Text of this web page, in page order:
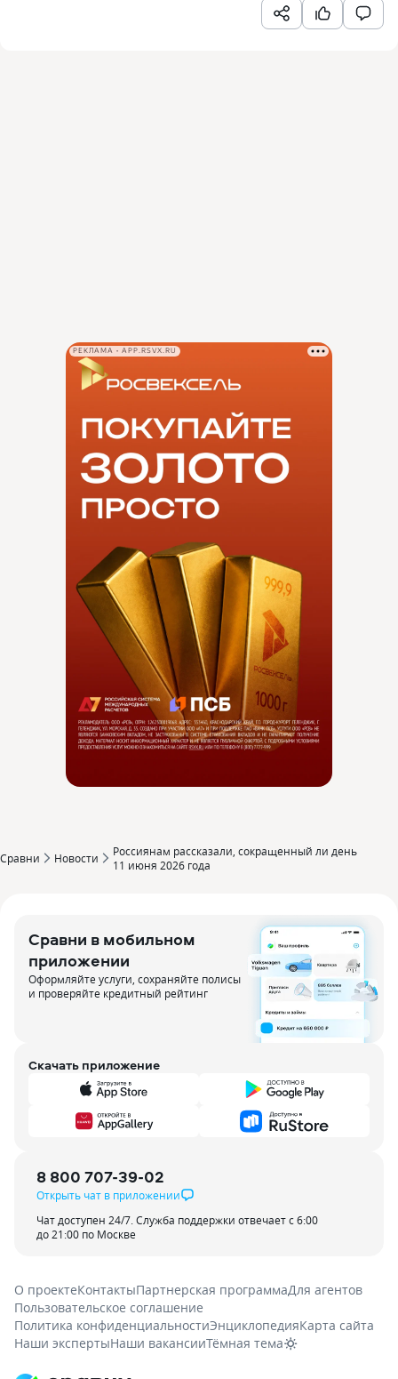
РЕКЛАМА • APP.RSVX.RU
Сравни Новости
Россиянам рассказали, сокращенный ли день
11 июня 2026 года
Сравни в мобильном
приложении
Оформляйте услуги, сохраняйте полисы
и проверяйте кредитный рейтинг
Скачать приложение
8 800 707-39-02
Открыть чат в приложении
Чат доступен 24/7. Служба поддержки отвечает с 6:00
до 21:00 по Москве
О проектеКонтактыПартнерская программаДля агентов
Пользовательское соглашение
Политика конфиденциальностиЭнциклопедияКарта сайта
Наши экспертыНаши вакансииТёмная тема